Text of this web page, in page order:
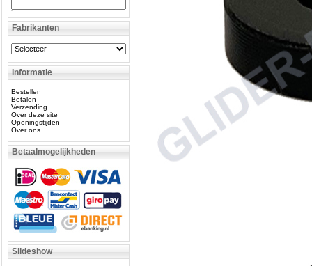
Fabrikanten
Informatie
Bestellen
Betalen
Verzending
Over deze site
Openingstijden
Over ons
Betaalmogelijkheden
Slideshow